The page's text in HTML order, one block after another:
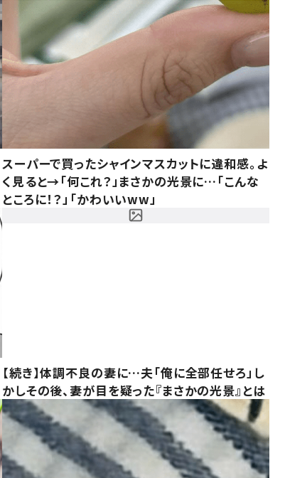
スーパーで買ったシャインマスカットに違和感。よ
く見ると→「何これ？」まさかの光景に…「こんな
ところに！？」「かわいいww」
【続き】体調不良の妻に…夫「俺に全部任せろ」し
かしその後、妻が目を疑った『まさかの光景』とは